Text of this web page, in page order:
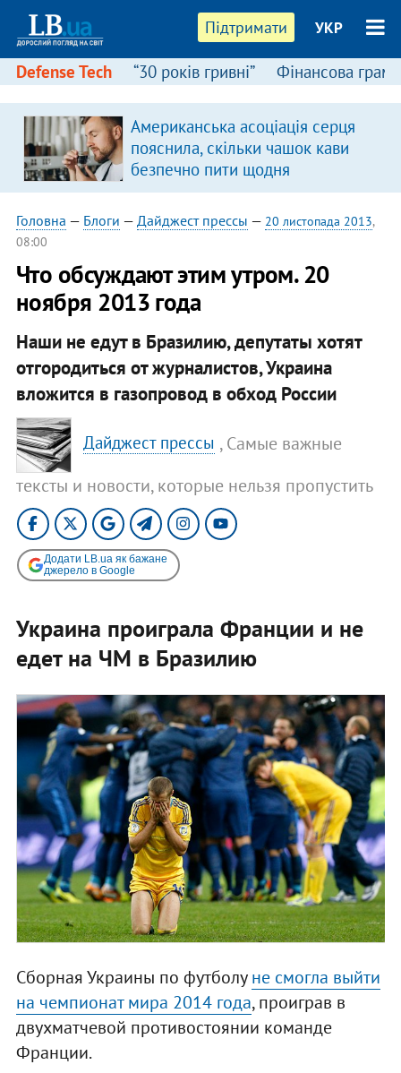
Підтримати УКР
Defense Tech “30 років гривні” Фінансова
Американська асоціація серця
пояснила, скільки чашок кави
безпечно пити щодня
Головна — Блоги — Дайджест прессы — 20 листопада 2013,
08:00
Что обсуждают этим утром. 20
ноября 2013 года
Наши не едут в Бразилию, депутаты хотят
отгородиться от журналистов, Украина
вложится в газопровод в обход России
Дайджест прессы , Самые важные
тексты и новости, которые нельзя пропустить
Додати LB.ua як бажане
джерело в Google
Украина проиграла Франции и не
едет на ЧМ в Бразилию
Сборная Украины по футболуне смогла выйти
на чемпионат мира 2014 года, проиграв в
двухматчевой противостоянии команде
Франции.